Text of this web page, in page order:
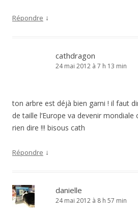
Répondre ↓
cathdragon
24 mai 2012 à 7 h 13 min
ton arbre est déjà bien garni ! il faut
de taille l’Europe va devenir mondiale
rien dire !!! bisous cath
Répondre ↓
danielle
24 mai 2012 à 8 h 57 min